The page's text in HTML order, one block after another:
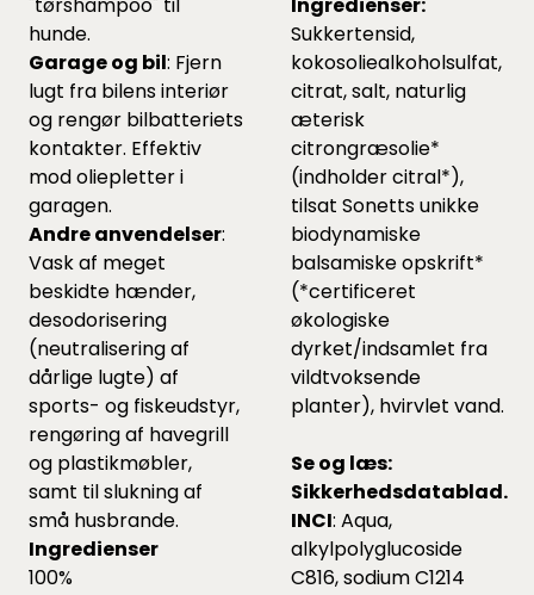
hunde.
Garage og bil: Fjern
lugt fra bilens interiør
og rengør bilbatteriets
kontakter. Effektiv
mod oliepletter i
garagen.
Andre anvendelser:
Vask af meget
beskidte hænder,
desodorisering
(neutralisering af
dårlige lugte) af
sports- og fiskeudstyr,
rengøring af havegrill
og plastikmøbler,
samt til slukning af
små husbrande.
Ingredienser
100%
Sukkertensid,
kokosoliealkoholsulfat,
citrat, salt, naturlig
æterisk
citrongræsolie*
(indholder citral*),
tilsat Sonetts unikke
biodynamiske
balsamiske opskrift*
(*certificeret
økologiske
dyrket/indsamlet fra
vildtvoksende
planter), hvirvlet vand.
Se og læs:
Sikkerhedsdatablad.
INCI: Aqua,
alkylpolyglucoside
C816, sodium C1214